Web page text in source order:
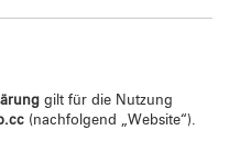
gilt für die Nutzung
(nachfolgend „Website“).